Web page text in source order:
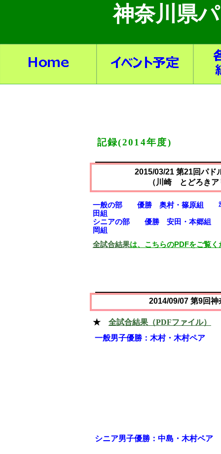
神奈川県
記録(2014年度)
2014/09/07 第9回神
★ 全試合結果（PDFファイル）
一般男子優勝：木村・木村ペア
シニア男子優勝：中島・木村ペア
2015/03/21 第21回パド
（川崎 とどろき
一般の部 優勝 奥村・篠原組
田組
シニアの部 優勝 安田・本郷
岡組
全試合結果は、 こちらのPDFをご覧く
神奈川県